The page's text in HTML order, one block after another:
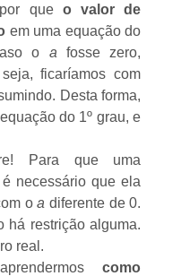
que o valor de
em uma equação do
o a fosse zero,
ficaríamos com
Desta forma,
do 1º grau, e
Para que uma
necessário que ela
oadiferente de 0.
há restrição alguma.
real .
como